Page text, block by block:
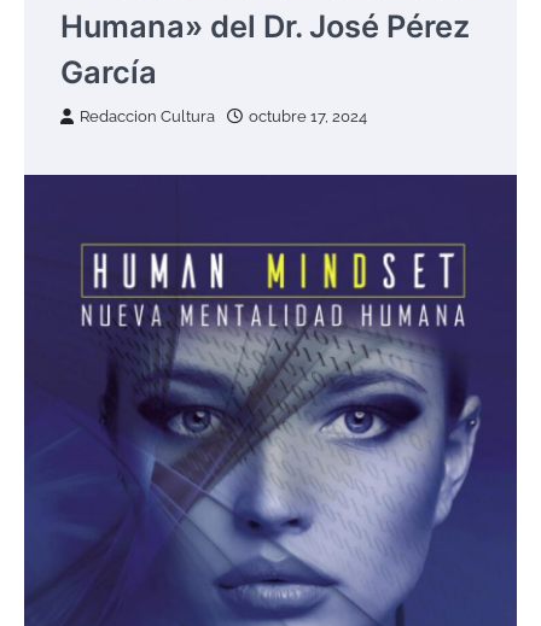
Humana» del Dr. José Pérez
García
Redaccion Cultura octubre 17, 2024